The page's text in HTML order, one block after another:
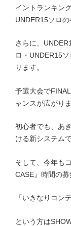
イントランキン
UNDER15ソロの
さらに、
ロ・UNDER15
ります。
予選大会で
ャンスが広がり
初心者でも、あ
ける新システム
そして、今年も
CASE』時間の募
「いきなりコン
という方は